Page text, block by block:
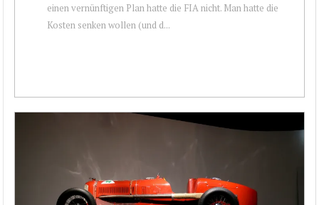
einen vernünftigen Plan hatte die FIA nicht. Man hatte die
Kosten senken wollen (und d...